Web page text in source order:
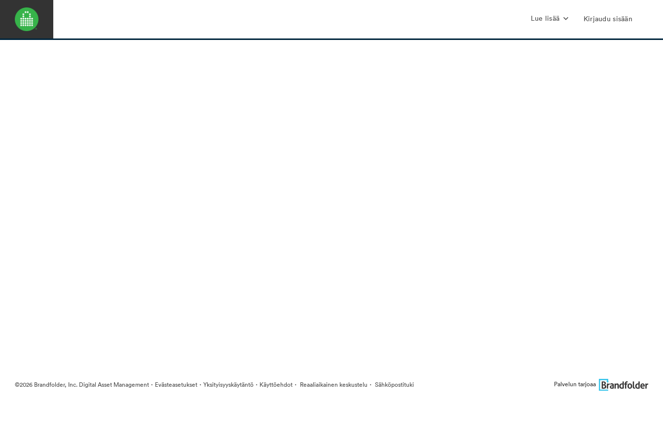
Lue lisää Kirjaudu sisään
©2026 Brandfolder, Inc. Digital Asset Management · Evästeasetukset · Yksityisyyskäytäntö · Käyttöehdot · Reaaliaikainen keskustelu · Sähköpostituki Palvelun tarjoaa